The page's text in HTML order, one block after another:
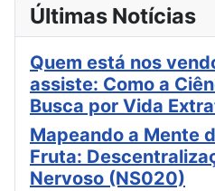
Últimas Notícias
Quem está nos
assiste: Como a
Busca por Vida
Mapeando a Mente
Fruta:
Nervoso (NS020)